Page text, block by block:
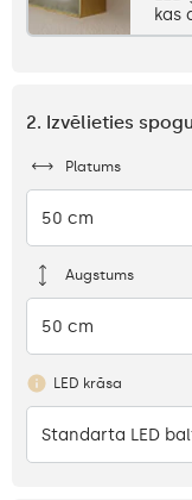
kas
2. Izvēlieties
Platums
50 cm
Augstums
50 cm
LED krāsa
Standarta LED